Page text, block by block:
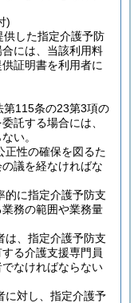
)
した指定介護予防
には、当該利用料
証明書を利用者に
第115条の23第3項の
託する場合には、
い。
正性の確保を図るた
議を経なければな
的に指定介護予防支
務の範囲や業務量
は、指定介護予防支
る介護支援専門員
なければならない
に対し、指定介護予